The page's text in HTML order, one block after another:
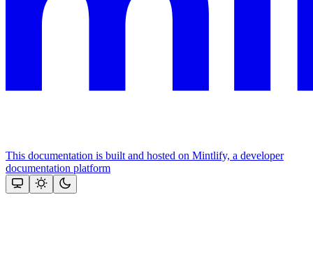
This documentation is built and hosted on Mintlify, a developer
documentation platform